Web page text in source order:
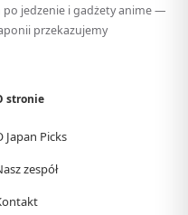
jedzenie i gadżety anime —
przekazujemy
stronie
Japan Picks
zespół